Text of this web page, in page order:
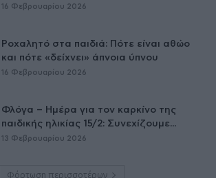
16 Φεβρουαρίου 2026
Ροχαλητό στα παιδιά: Πότε είναι αθώο
και πότε «δείχνει» άπνοια ύπνου
16 Φεβρουαρίου 2026
Φλόγα – Ημέρα για τον καρκίνο της
παιδικής ηλικίας 15/2: Συνεχίζουμε...
13 Φεβρουαρίου 2026
Φόρτωση περισσοτέρων